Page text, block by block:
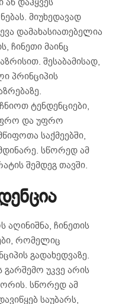
მიუხედავად
დამახასიათებელია
ჩინეთი მაინც
შესაბამისად,
პრინციპის
ტენდენციები,
და უფრო
საქმეებში,
სწორედ ამ
შემდეგ თავში.
ჩინეთის
რომელიც
გადახედვაზე.
უკვე არის
სწორედ ამ
საუბარს,